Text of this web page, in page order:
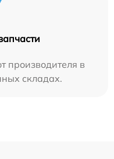
производителя в
складах.